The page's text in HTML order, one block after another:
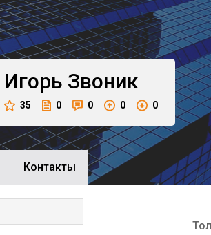
Игорь Звоник
35 0 0 0 0
Контакты